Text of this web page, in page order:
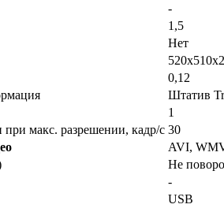
-
1,5
Нет
0,12
Штатив
1
при макс. разрешении, кадр/с 30
AVI,
Не
-
USB